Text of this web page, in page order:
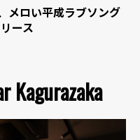
メロい平成ラブソング
ース
Kagurazaka